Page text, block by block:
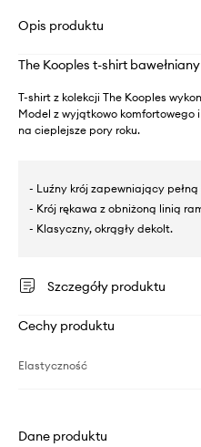
Opis produktu
The Kooples t-shirt bawełniany
T-shirt z kolekcji The Kooples
Model z wyjątkowo komfortowego
na cieplejsze pory roku.
- Luźny krój zapewniający
- Krój rękawa z obniżoną linią
- Klasyczny, okrągły dekolt.
Szczegóły produktu
Cechy produktu
Elastyczność
Dane produktu